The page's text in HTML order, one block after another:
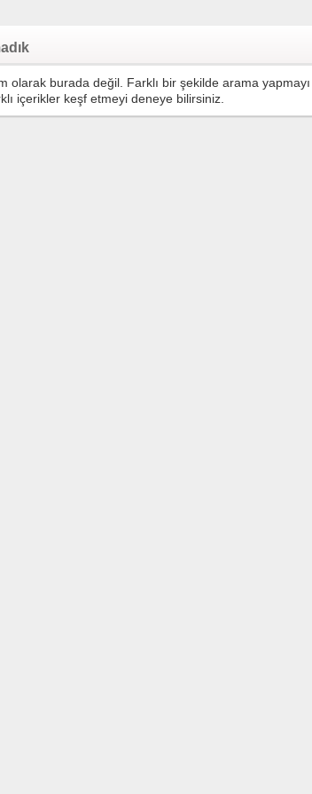
olarak burada değil. Farklı bir şekilde arama
içerikler keşf etmeyi deneye bilirsiniz.